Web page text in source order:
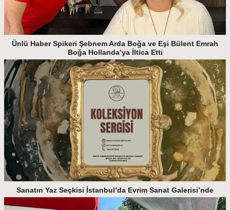
Ünlü Haber Spikeri Şebnem Arda Boğa ve Eşi Bülent Emrah
Boğa Hollanda’ya İltica Etti
Sanatın Yaz Seçkisi İstanbul’da Evrim Sanat Galerisi’nde